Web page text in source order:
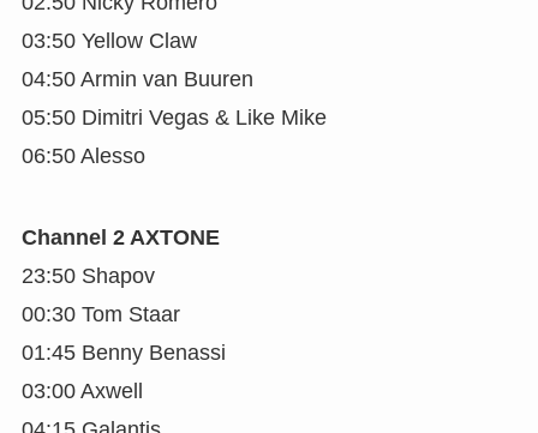
03:50 Yellow Claw
04:50 Armin van Buuren
05:50 Dimitri Vegas & Like Mike
06:50 Alesso
Channel 2 AXTONE
23:50 Shapov
00:30 Tom Staar
01:45 Benny Benassi
03:00 Axwell